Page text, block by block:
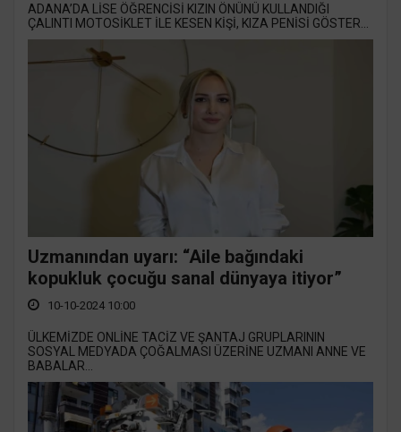
ADANA’DA LİSE ÖĞRENCİSİ KIZIN ÖNÜNÜ KULLANDIĞI
ÇALINTI MOTOSİKLET İLE KESEN KİŞİ, KIZA PENİSİ GÖSTER...
Uzmanından uyarı: “Aile bağındaki
kopukluk çocuğu sanal dünyaya itiyor”
10-10-2024 10:00
ÜLKEMİZDE ONLİNE TACİZ VE ŞANTAJ GRUPLARININ
SOSYAL MEDYADA ÇOĞALMASI ÜZERİNE UZMANI ANNE VE
BABALAR...